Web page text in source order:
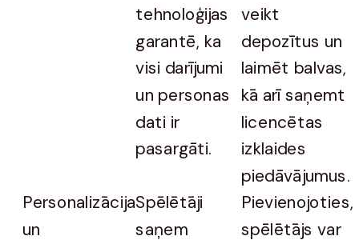
tehnoloģijas
garantē, ka
visi darījumi
un personas
dati ir
pasargāti.
veikt
depozītus un
laimēt balvas,
kā arī saņemt
licencētas
izklaides
piedāvājumus.
Personalizācija
un
Spēlētāji
saņem
Pievienojoties,
spēlētājs var